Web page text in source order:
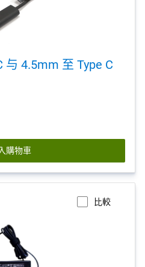
与 4.5mm 至 Type C
購物車
比較